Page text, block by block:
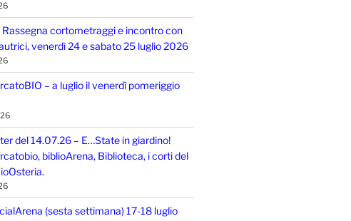
Rassegna cortometraggi e incontro con
venerdì 24 e sabato 25 luglio 2026
– a luglio il venerdì pomeriggio
del 14.07.26 – E…State in giardino!
biblioArena, Biblioteca, i corti del
(sesta settimana) 17-18 luglio